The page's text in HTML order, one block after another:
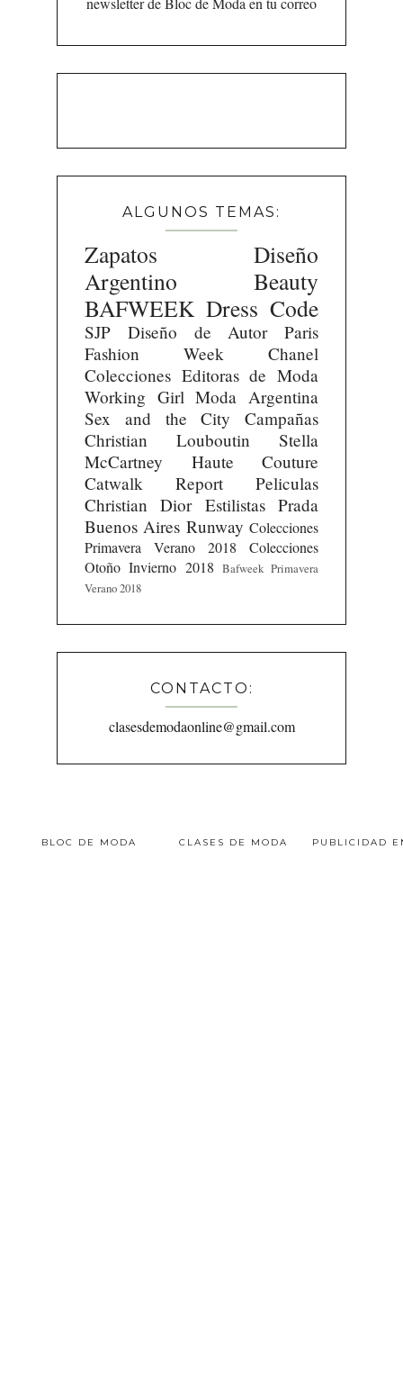
ALGUNOS TEMAS:
Zapatos
Diseño
Argentino
Beauty
BAFWEEK Dress Code
SJP Diseño de Autor
Paris
Fashion Week
Chanel
Colecciones Editoras de Moda
Working Girl Moda Argentina
Sex and the City
Campañas
Christian Louboutin
Stella
McCartney
Haute Couture
Catwalk Report
Peliculas
Christian Dior Estilistas Prada
Buenos Aires Runway Colecciones
Primavera Verano 2018
Colecciones
Otoño Invierno 2018 Bafweek Primavera
Verano 2018
CONTACTO:
clasesdemodaonline@gmail.com
BLOC DE MODA CLASES DE MODA PUBLICIDAD